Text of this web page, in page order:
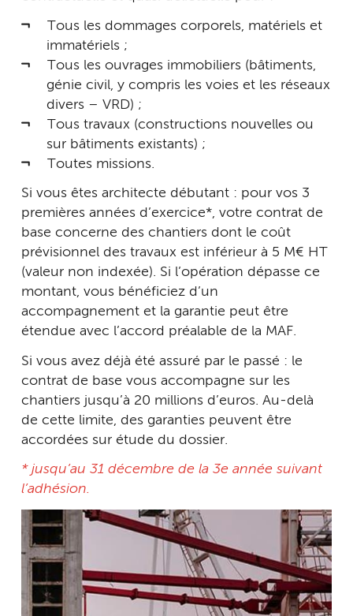
Tous les dommages corporels, matériels et
immatériels ;
Tous les ouvrages immobiliers (bâtiments,
génie civil, y compris les voies et les réseaux
divers – VRD) ;
Tous travaux (constructions nouvelles ou
sur bâtiments existants) ;
Toutes missions.
Si vous êtes architecte débutant : pour vos 3
premières années d’exercice*, votre contrat de
base concerne des chantiers dont le coût
prévisionnel des travaux est inférieur à 5 M€ HT
(valeur non indexée). Si l’opération dépasse ce
montant, vous bénéficiez d’un
accompagnement et la garantie peut être
étendue avec l’accord préalable de la MAF.
Si vous avez déjà été assuré par le passé : le
contrat de base vous accompagne sur les
chantiers jusqu’à 20 millions d’euros. Au-delà
de cette limite, des garanties peuvent être
accordées sur étude du dossier.
* jusqu’au 31 décembre de la 3e année suivant
l’adhésion.